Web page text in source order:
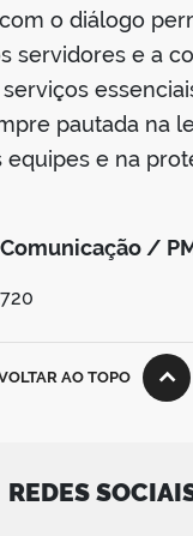
o diálogo
servidores e a
pautada na
equipes e na
/
AO TOPO
REDES